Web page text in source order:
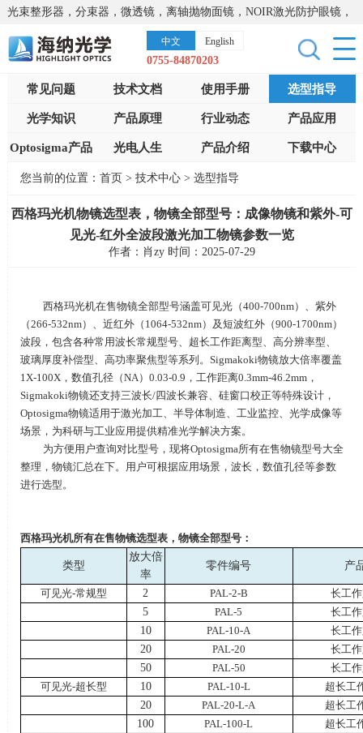
光束整形器，分束器，微透镜，离轴抛物面镜，NOIR激光防护眼镜，
太阳能模拟器，显微镜载物台，激光器，光谱仪，红外热像仪，激光
晶体
中文 English
0755-84870203
常见问题 技术文档 使用手册 选型指导
光学知识 产品原理 行业动态 产品应用
Optosigma产品 光电人生 产品介绍 下载中心
您当前的位置： 首页 > 技术中心 > 选型指导
西格玛光机物镜选型表，物镜全部型号：成像物镜和紫外-可
见光-红外全波段激光加工物镜参数一览
作者：肖zy 时间：2025-07-29
西格玛光机在售物镜全部型号涵盖可见光（400-700nm）、紫外
（266-532nm）、近红外（ 1064-532nm）及短波红外（900-1700nm）
波段，包含各种常用波长常规型号、超长工作距离型、高分辨率型、
玻璃厚度补偿型、高功率聚焦型等系列。 Sigmakoki物镜放大倍率覆盖
1X-100X，数值孔径（NA） 0.03-0.9 ，工作距离0.3mm-46.2mm，
Sigmakoki物镜还支持三波长/四波长兼容、硅窗口校正等特殊设计，
Optosigma物镜适用于激光加工、半导体制造、工业监控、光学成像等
场景，为科研与工业应用提供精准光学解决方案。
为方便用户查询对比型号，现将Optosigma所有在售物镜型号大全
整理，物镜汇总在下。用户可根据应用场景，波长，数值孔径等参数
进行选型。
西格玛光机所有在售物镜选型表，物镜全部型号：
类型
放大倍
率
零件编号 产
可见光-常规型 2 PAL-2-B
长工
5
PAL-5
长工
10
PAL-10-A
长工
20
PAL-20
长工
50
PAL-50
长工
可见光-超长型 10 PAL-10-L
超长工
20
PAL-20-L-A
超长工
100
PAL-100-L
超长工